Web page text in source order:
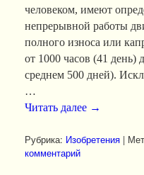
человеком, имеют
непрерывной работы
полного износа или
от 1000 часов (41 день)
среднем 500 дней).
…
Читать далее →
Рубрика: Изобретения |
комментарий